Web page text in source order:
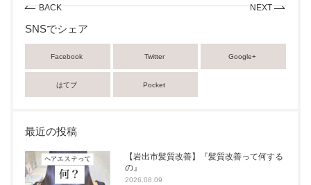
BACK NEXT
SNSでシェア
Facebook Twitter Google+
はてブ Pocket
最近の投稿
【岩出市髪質改善】『髪質改善って何する
の』
2026.08.09